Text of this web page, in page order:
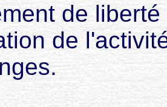
de
de